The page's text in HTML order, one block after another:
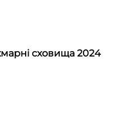
сховища 2024